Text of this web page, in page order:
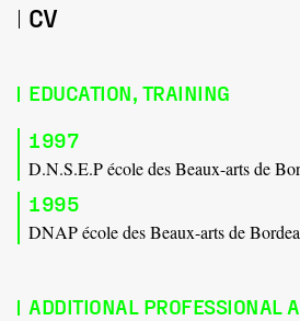
CV
EDUCATION, TRAINING
1997
D.N.S.E.P école des Beaux-arts de
1995
DNAP école des Beaux-arts de
ADDITIONAL PROFESSIONAL